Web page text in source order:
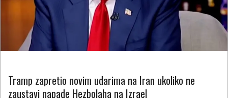
Tramp zapretio novim udarima na Iran ukoliko ne
zaustavi napade Hezbolaha na Izrael